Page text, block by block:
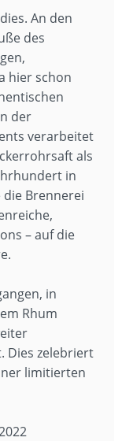
An den
des
hier schon
der
verarbeitet
als
in
die Brennerei
– auf die
in
Rhum
Dies zelebriert
limitierten